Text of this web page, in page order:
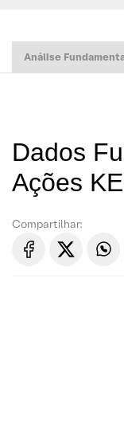
Análise
Dados
Ações
Compartilhar: